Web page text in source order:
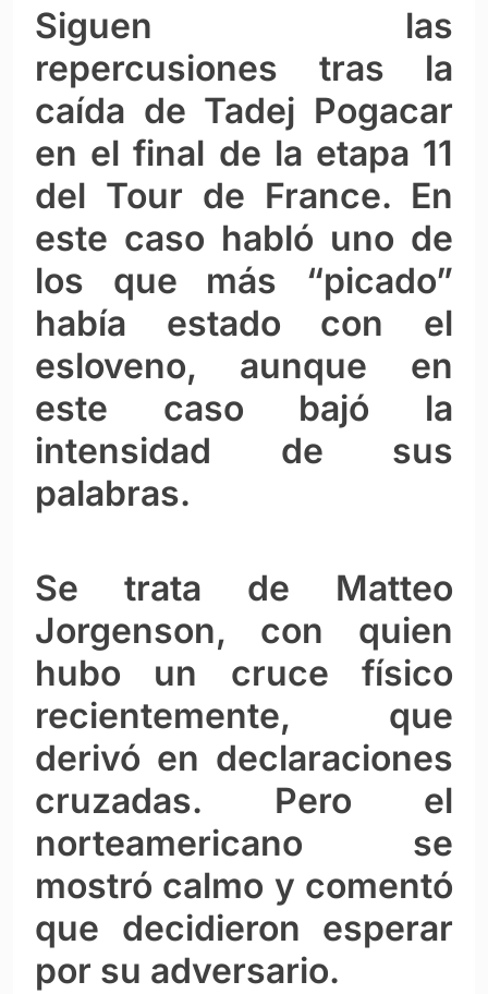
Siguen las
repercusiones tras la
caída de Tadej Pogacar
en el final de la etapa 11
del Tour de France. En
este caso habló uno de
los que más “picado”
había estado con el
esloveno, aunque en
este caso bajó la
intensidad de sus
palabras.
Se trata de Matteo
Jorgenson, con quien
hubo un cruce físico
recientemente, que
derivó en declaraciones
cruzadas. Pero el
norteamericano se
mostró calmo y comentó
que decidieron esperar
por su adversario.